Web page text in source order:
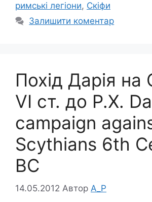
римські легіони, Скіфи
Залишити коментар
Похід Дарія на
VI ст. до Р.Х.
campaign
Scythians 6th
BC
14.05.2012 Автор A_P